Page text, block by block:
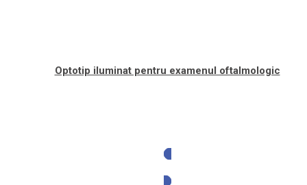
Optotip iluminat pentru examenul oftalmologic